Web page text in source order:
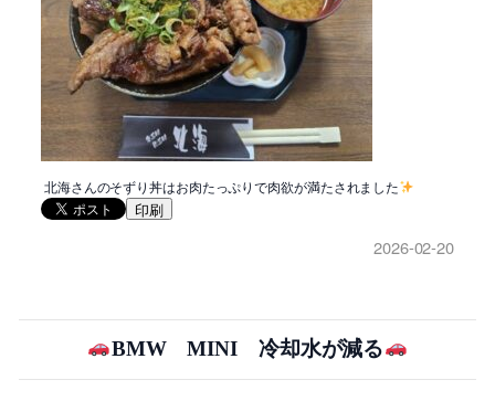
北海さんのそずり丼はお肉たっぷりで肉欲が満たされました
印刷
2026-02-20
BMW MINI 冷却水が減る